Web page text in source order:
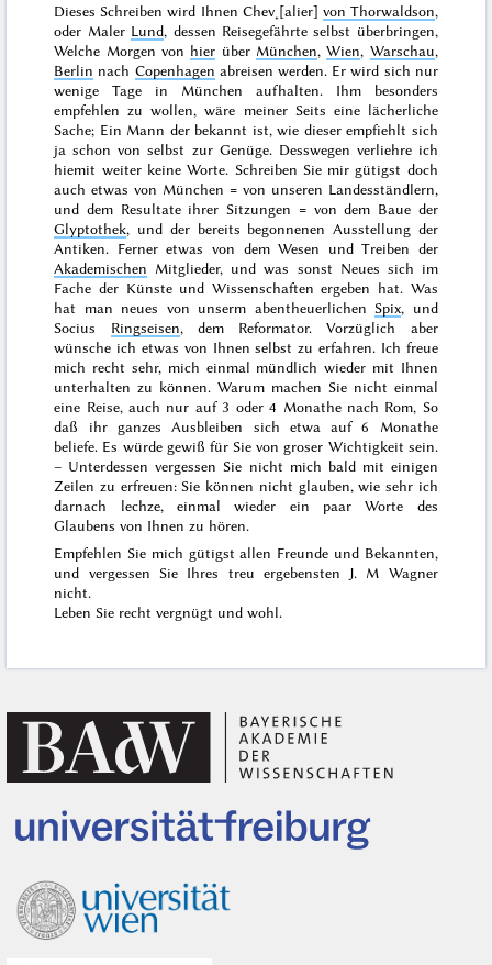
Dieses Schreiben wird Ihnen Chev˖[alier] von Thorwaldson,
oder Maler Lund, dessen Reisegefährte selbst überbringen,
Welche Morgen von hier über München,Wien, Warschau,
Berlin nach Copenhagen abreisen werden. Er wird sich nur
wenige Tage in München aufhalten. Ihm besonders
empfehlen zu wollen, wäre meiner Seits eine lächerliche
Sache; Ein Mann der bekannt ist, wie dieser empfiehlt sich
ja schon von selbst zur Genüge. Desswegen verliehre ich
hiemit weiter keine Worte. Schreiben Sie mir gütigst doch
auch etwas von München = von unseren Landesständlern,
und dem Resultate ihrer Sitzungen = von dem Baue der
Glyptothek, und der bereits begonnenen Ausstellung der
Antiken. Ferner etwas von dem Wesen und Treiben der
Akademischen Mitglieder, und was sonst Neues sich im
Fache der Künste und Wissenschaften ergeben hat. Was
hat man neues von unserm abentheuerlichen Spix, und
Socius Ringseisen, dem Reformator. Vorzüglich aber
wünsche ich etwas von Ihnen selbst zu erfahren. Ich freue
mich recht sehr, mich einmal mündlich wieder mit Ihnen
unterhalten zu können. Warum machen Sie nicht einmal
eine Reise, auch nur auf 3 oder 4 Monathe nach Rom, So
daß ihr ganzes Ausbleiben sich etwa auf 6 Monathe
beliefe. Es würde gewiß für Sie von groser Wichtigkeit sein.
– Unterdessen vergessen Sie nicht mich bald mit einigen
Zeilen zu erfreuen: Sie können nicht glauben, wie sehr ich
darnach lechze, einmal wieder ein paar Worte des
Glaubens von Ihnen zu hören.
Empfehlen Sie mich gütigst allen Freunde und Bekannten,
und vergessen Sie Ihres treu ergebensten J. M Wagner
nicht.
Leben Sie recht vergnügt und wohl.